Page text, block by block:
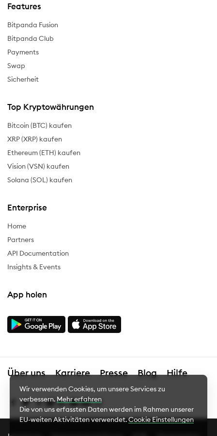
Features
Bitpanda Fusion
Bitpanda Club
Payments
Swap
Sicherheit
Top Kryptowährungen
Bitcoin (BTC) kaufen
XRP (XRP) kaufen
Ethereum (ETH) kaufen
Vision (VSN) kaufen
Solana (SOL) kaufen
Enterprise
Home
Partners
API Documentation
Insights & Events
App holen
Über uns Karriere Presse Blog Hilfe
Wir verwenden Cookies, um unsere Services zu
verbessern. Mehr erfahren
Die von uns erfassten Daten werden im Rahmen unserer
EU-weiten Aktivitäten verwendet.Cookie Einstellungen